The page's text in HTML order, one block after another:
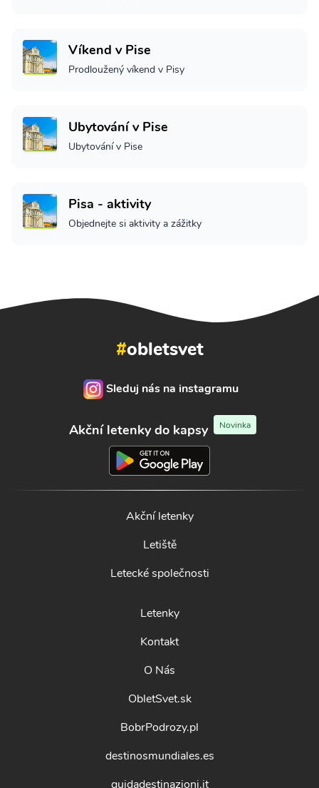
Víkend v Pise
Prodloužený víkend v Pisy
Ubytování v Pise
Ubytování v Pise
Pisa - aktivity
Objednejte si aktivity a zážitky
#obletsvet
Sleduj nás na instagramu
Akční letenky do kapsy Novinka
Akční letenky
Letiště
Letecké společnosti
Letenky
Kontakt
O Nás
ObletSvet.sk
BobrPodrozy.pl
destinosmundiales.es
guidadestinazioni.it